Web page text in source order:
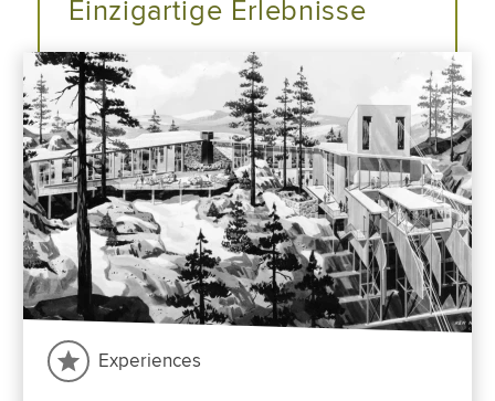
Einzigartige Erlebnisse
Experiences